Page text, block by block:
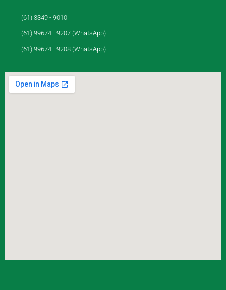
(61) 3349 - 9010
(61) 99674 - 9207 (WhatsApp)
(61) 99674 - 9208 (WhatsApp)